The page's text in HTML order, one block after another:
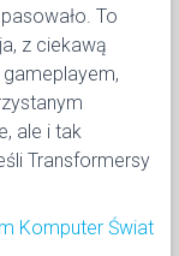
To
z ciekawą
ale i tak
Transformersy
Komputer Świat